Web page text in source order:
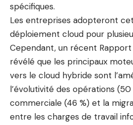
spécifiques.
Les entreprises adopteront
déploiement cloud pour
Cependant, un récent
révélé que les principaux
vers le cloud hybride sont
l’évolutivité des opérations (50
commerciale (46 %) et la
entre les charges de travail